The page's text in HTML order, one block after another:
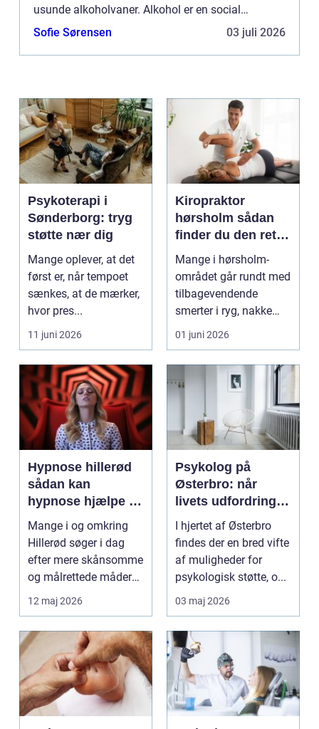
usunde alkoholvaner. Alkohol er en social
accepteret del af vores livsstil, hvilket gør det let at
Sofie Sørensen 03 juli 2026
Psykoterapi i
Sønderborg: tryg
støtte nær dig
Mange oplever, at det
først er, når tempoet
sænkes, at de mærker,
hvor pres...
11 juni 2026
Kiropraktor
hørsholm sådan
finder du den rette
behandling i
nordsjælland
Mange i hørsholm-
området går rundt med
tilbagevendende
smerter i ryg, nakke
eller hoved uden at få
d...
01 juni 2026
Hypnose hillerød
sådan kan
hypnose hjælpe i
hverdagen
Mange i og omkring
Hillerød søger i dag
efter mere skånsomme
og målrettede måder
at få det bedre på....
12 maj 2026
Psykolog på
Østerbro: når
livets udfordringer
kræver
professionel støtte
I hjertet af Østerbro
findes der en bred vifte
af muligheder for
psykologisk støtte, o...
03 maj 2026